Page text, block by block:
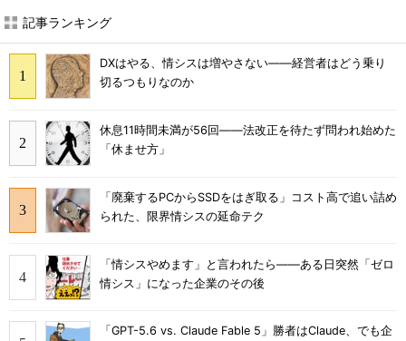
記事ランキング
DXはやる、情シスは増やさない――経営者はどう乗り
切るつもりなのか
休息11時間未満が56回――法改正を待たず問われ始めた
「休ませ方」
「廃棄するPCからSSDをはぎ取る」コスト高で追い詰め
られた、限界情シスの延命テク
「情シスやめます」と言われたら――ある日突然「ゼロ
情シス」になった企業のその後
「GPT-5.6 vs. Claude Fable 5」勝者はClaude、でも企